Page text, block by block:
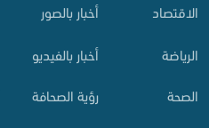
الاقتصاد
الرياضة
الصحة
أخبار بالصور
أخبار بالفيديو
رؤية الصحافة